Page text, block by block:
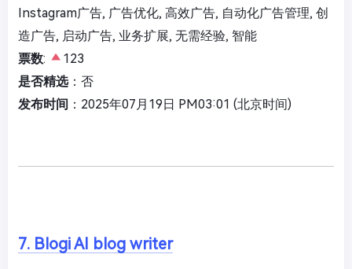
Instagram广告, 广告优化, 高效广告, 自动化广告管理, 创
造广告, 启动广告, 业务扩展, 无需经验, 智能
票数:
123
是否精选：否
发布时间 ：2025年07月19日 PM03:01 (北京时间)
7. Blogi AI blog writer